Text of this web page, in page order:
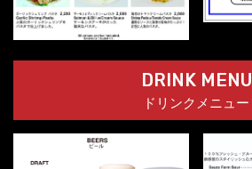
DRINK MENU
ドリンクメニュー